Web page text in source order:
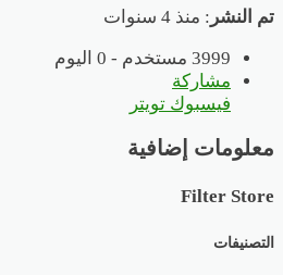
تم النشر : منذ 4 سنوات
3999 مستخدم - 0 اليوم
مشاركة
فيسبوك تويتر
معلومات إضافية
Filter Store
التصنيفات